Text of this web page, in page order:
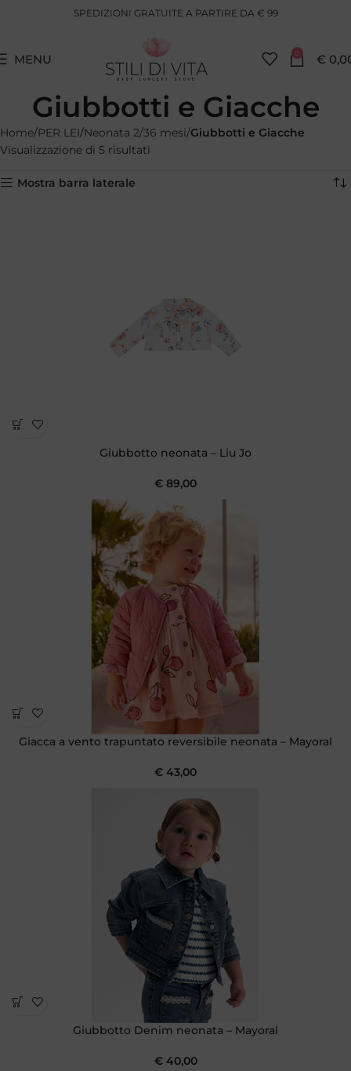
SPEDIZIONI GRATUITE A PARTIRE DA € 99
MENU 0 €
Giubbotti e Giacche
Home PER LEI Neonata 2/36 mesi Giubbotti e Giacche
Visualizzazione di 5 risultati
Mostra barra laterale
Giubbotto neonata – Liu Jo
€ 89,00
Giacca a vento trapuntato reversibile neonata – Mayoral
€ 43,00
Giubbotto Denim neonata – Mayoral
€40,00